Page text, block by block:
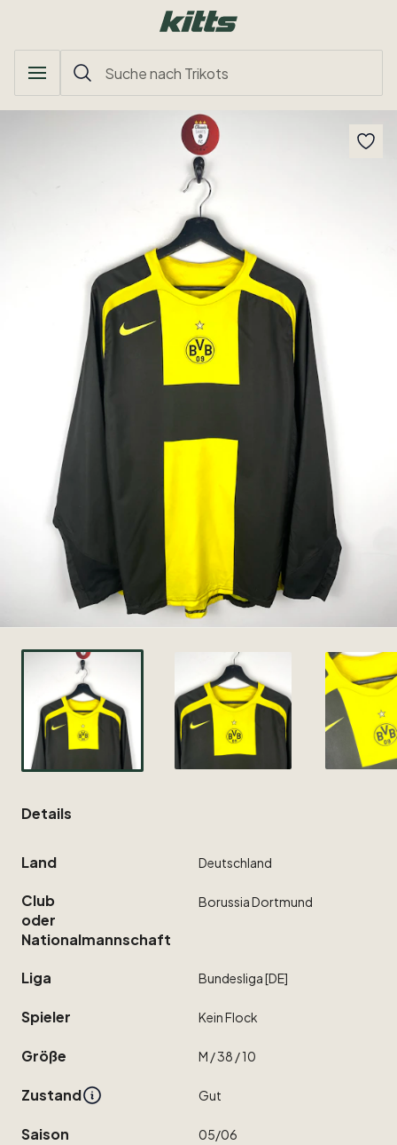
Details
Land Deutschland
Club
oder
Nationalmannschaft
BorussiaDortmund
Liga Bundesliga[DE]
Spieler KeinFlock
Größe M ​/​38 ​/​10
Zustand Gut
Saison 05​/​06